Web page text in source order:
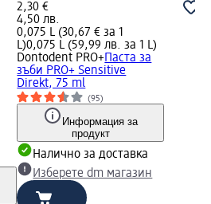
2,30 €
4,50 лв.
0,075 L (30,67 € за 1
L)0,075 L (59,99 лв. за 1 L)
Dontodent PRO+Паста за
зъби PRO+ Sensitive
Direkt, 75 ml
(95)
Информация за
продукт
Налично за доставка
Изберете dm магазин